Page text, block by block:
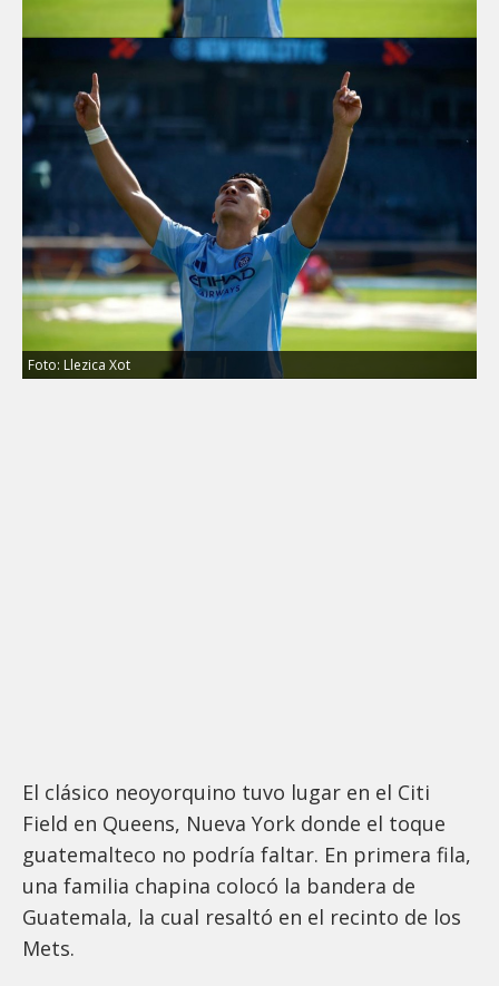
Foto: Llezica Xot
El clásico neoyorquino tuvo lugar en el Citi
Field en Queens, Nueva York donde el toque
guatemalteco no podría faltar. En primera fila,
una familia chapina colocó la bandera de
Guatemala, la cual resaltó en el recinto de los
Mets.